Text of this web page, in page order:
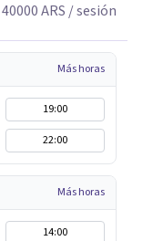
40000ARS / sesión
Más horas
19:00
22:00
Más horas
14:00